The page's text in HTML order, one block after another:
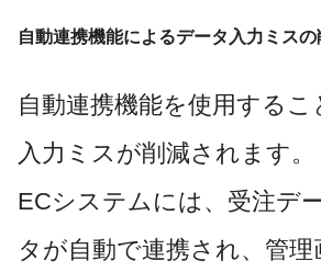
自動連携機能によるデータ入力ミスの
自動連携機能を使用するこ
入力ミスが削減されます。
ECシステムには、受注デ
タが自動で連携され、管